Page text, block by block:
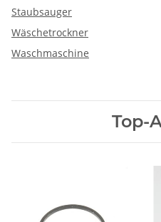
Staubsauger
Wäschetrockner
Waschmaschine
Top-